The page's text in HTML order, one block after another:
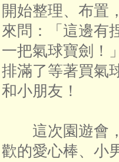
開始整理、布置
來問：「這邊有
一把氣球寶劍！
排滿了等著買氣
和小朋友！
這次園遊會，
歡的愛心棒、小